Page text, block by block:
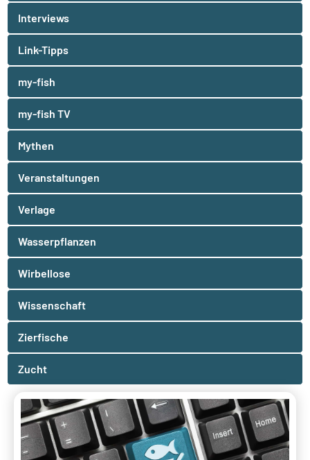
Interviews
Link-Tipps
my-fish
my-fish TV
Mythen
Veranstaltungen
Verlage
Wasserpflanzen
Wirbellose
Wissenschaft
Zierfische
Zucht